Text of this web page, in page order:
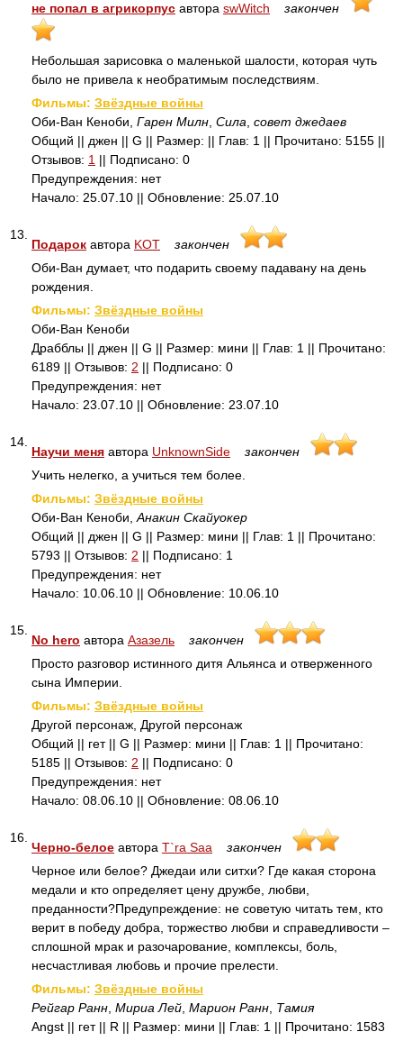
не попал в агрикорпус автора swWitch закончен
Небольшая зарисовка о маленькой шалости, которая чуть
было не привела к необратимым последствиям.
Фильмы: Звёздные войны
Оби-Ван Кеноби, Гарен Милн Сила совет джедаев
Общий || джен || G || Размер: || Глав: 1 || Прочитано: 5155 ||
Отзывов: 1 || Подписано: 0
Предупреждения: нет
Начало: 25.07.10 || Обновление: 25.07.10
13.
Подарок автора KOT
закончен
Оби-Ван думает, что подарить своему падавану на день
рождения.
Фильмы: Звёздные войны
Оби-Ван Кеноби
Драбблы || джен || G || Размер: мини || Глав: 1 || Прочитано:
6189 || Отзывов: 2 || Подписано: 0
Предупреждения: нет
Начало: 23.07.10 || Обновление: 23.07.10
14.
Научи меня автора UnknownSide
закончен
Учить нелегко, а учиться тем более.
Фильмы: Звёздные войны
Оби-Ван Кеноби, Анакин Скайуокер
Общий || джен || G || Размер: мини || Глав: 1 || Прочитано:
5793 || Отзывов: 2 || Подписано: 1
Предупреждения: нет
Начало: 10.06.10 || Обновление: 10.06.10
15.
No hero автора Азазель
закончен
Просто разговор истинного дитя Альянса и отверженного
сына Империи.
Фильмы: Звёздные войны
Другой персонаж, Другой персонаж
Общий || гет || G || Размер: мини || Глав: 1 || Прочитано:
5185 || Отзывов: 2 || Подписано: 0
Предупреждения: нет
Начало: 08.06.10 || Обновление: 08.06.10
16.
Черно-белое автора T`ra Saa
закончен
Черное или белое? Джедаи или ситхи? Где какая сторона
медали и кто определяет цену дружбе, любви,
преданности?Предупреждение: не советую читать тем, кто
верит в победу добра, торжество любви и справедливости –
сплошной мрак и разочарование, комплексы, боль,
несчастливая любовь и прочие прелести.
Фильмы: Звёздные войны
Рейгар Ранн Мириа Лей Марион Ранн Тамия
Angst || гет || R || Размер: мини || Глав: 1 || Прочитано: 1583